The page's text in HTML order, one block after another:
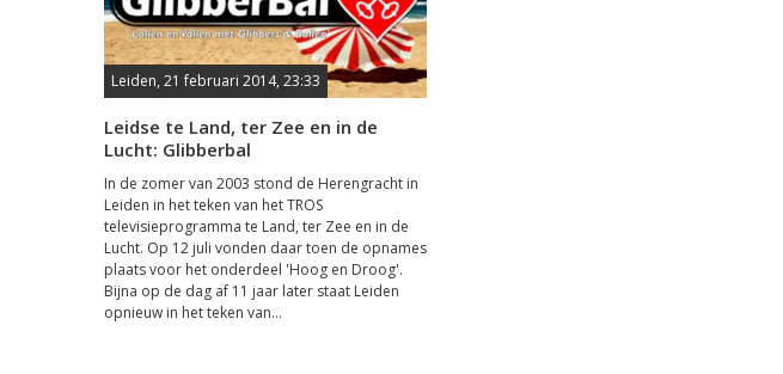
Leiden, 21 februari 2014, 23:33
Leidse te Land, ter Zee en in de
Lucht: Glibberbal
In de zomer van 2003 stond de Herengracht in
Leiden in het teken van het TROS
televisieprogramma te Land, ter Zee en in de
Lucht. Op 12 juli vonden daar toen de opnames
plaats voor het onderdeel 'Hoog en Droog'.
Bijna op de dag af 11 jaar later staat Leiden
opnieuw in het teken van...